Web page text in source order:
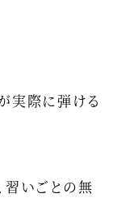
実際に弾ける
習いごとの無